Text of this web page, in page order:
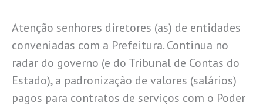
Atenção senhores diretores (as) de entidades
conveniadas com a Prefeitura. Continua no
radar do governo (e do Tribunal de Contas do
Estado), a padronização de valores (salários)
pagos para contratos de serviços com o Poder